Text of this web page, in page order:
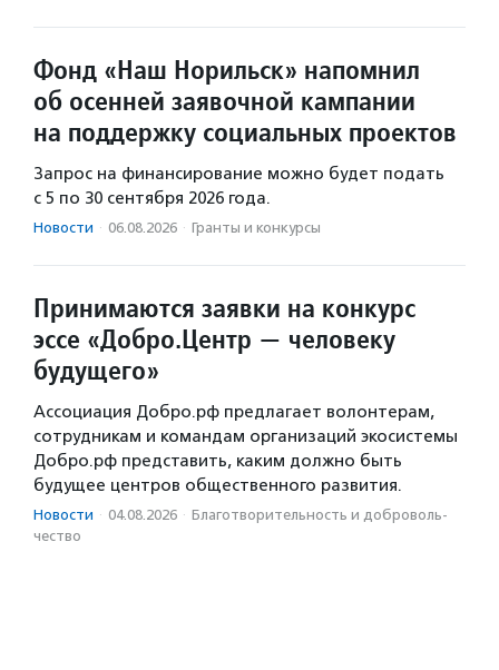
Фонд «Наш Норильск» напомнил
об осенней заявочной кампании
на поддержку социальных проектов
Запрос на финансирование можно будет подать
с 5 по 30 сентября 2026 года.
Новости · 06.08.2026 · Гранты и конкурсы
Принимаются заявки на конкурс
эссе «Добро.Центр — человеку
будущего»
Ассоциация Добро.рф предлагает волонтерам,
сотрудникам и командам организаций экосистемы
Добро.рф представить, каким должно быть
будущее центров общественного развития.
Новости · 04.08.2026 · Благотвори­тель­ность и доброволь­
чест­во